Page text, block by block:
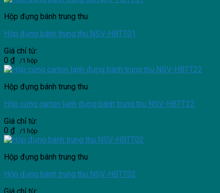
Hộp đựng bánh trung thu
Hộp đựng bánh trung thu NSV-HBTT01
Giá chỉ từ:
0 ₫ /1 hộp
Hộp đựng bánh trung thu
Hộp cứng carton lạnh đựng bánh trung thu NSV-HBTT22
Giá chỉ từ:
0 ₫ /1 hộp
Hộp đựng bánh trung thu
Hộp đựng bánh trung thu NSV-HBTT02